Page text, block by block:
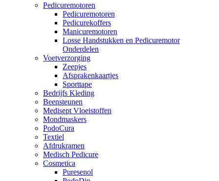
Pedicuremotoren
Pedicuremotoren
Pedicurekoffers
Manicuremotoren
Losse Handstukken en Pedicuremotor
Onderdelen
Voetverzorging
Zeepjes
Afsprakenkaartjes
Sporttape
Bedrijfs Kleding
Beensteunen
Medisept Vloeistoffen
Mondmaskers
PodoCura
Textiel
Afdrukramen
Medisch Pedicure
Cosmetica
Puresenol